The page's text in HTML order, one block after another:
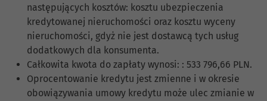
następujących kosztów: kosztu ubezpieczenia
kredytowanej nieruchomości oraz kosztu wyceny
nieruchomości, gdyż nie jest dostawcą tych usług
dodatkowych dla konsumenta.
Całkowita kwota do zapłaty wynosi: : 533 796,66 PLN.
Oprocentowanie kredytu jest zmienne i w okresie
obowiązywania umowy kredytu może ulec zmianie w